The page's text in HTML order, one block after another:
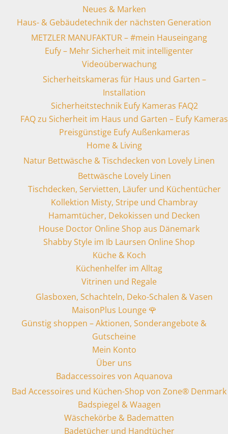
Neues & Marken
Haus- & Gebäudetechnik der nächsten Generation
METZLER MANUFAKTUR – #mein Hauseingang
Eufy – Mehr Sicherheit mit intelligenter
Videoüberwachung
Sicherheitskameras für Haus und Garten –
Installation
Sicherheitstechnik Eufy Kameras FAQ2
FAQ zu Sicherheit im Haus und Garten – Eufy Kameras
Preisgünstige Eufy Außenkameras
Home & Living
Natur Bettwäsche & Tischdecken von Lovely Linen
Bettwäsche Lovely Linen
Tischdecken, Servietten, Läufer und Küchentücher
Kollektion Misty, Stripe und Chambray
Hamamtücher, Dekokissen und Decken
House Doctor Online Shop aus Dänemark
Shabby Style im Ib Laursen Online Shop
Küche & Koch
Küchenhelfer im Alltag
Vitrinen und Regale
Glasboxen, Schachteln, Deko-Schalen & Vasen
MaisonPlus Lounge 🌹
Günstig shoppen – Aktionen, Sonderangebote &
Gutscheine
Mein Konto
Über uns
Badaccessoires von Aquanova
Bad Accessoires und Küchen-Shop von Zone® Denmark
Badspiegel & Waagen
Wäschekörbe & Badematten
Badetücher und Handtücher